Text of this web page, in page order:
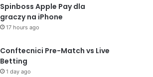
Spinboss Apple Pay dla
graczy na iPhone
17 hours ago
Conftecnici Pre-Match vs Live
Betting
1 day ago